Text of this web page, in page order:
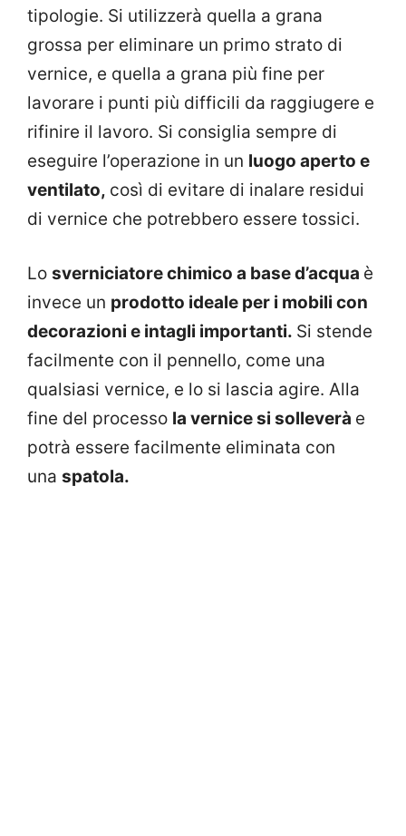
tipologie. Si utilizzerà quella a grana
grossa per eliminare un primo strato di
vernice, e quella a grana più fine per
lavorare i punti più difficili da raggiugere e
rifinire il lavoro. Si consiglia sempre di
eseguire l’operazione in un luogo aperto e
ventilato, così di evitare di inalare residui
di vernice che potrebbero essere tossici.
Lo sverniciatore chimico a base d’acqua è
invece un prodotto ideale per i mobili con
decorazioni e intagli importanti. Si stende
facilmente con il pennello, come una
qualsiasi vernice, e lo si lascia agire. Alla
fine del processo la vernice si solleverà e
potrà essere facilmente eliminata con
una spatola.